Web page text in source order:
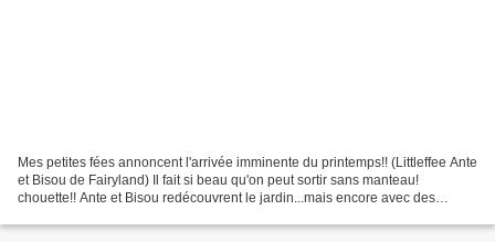
Mes petites fées annoncent l'arrivée imminente du printemps!! (Littleffee Ante
et Bisou de Fairyland) Il fait si beau qu'on peut sortir sans manteau!
chouette!! Ante et Bisou redécouvrent le jardin...mais encore avec des